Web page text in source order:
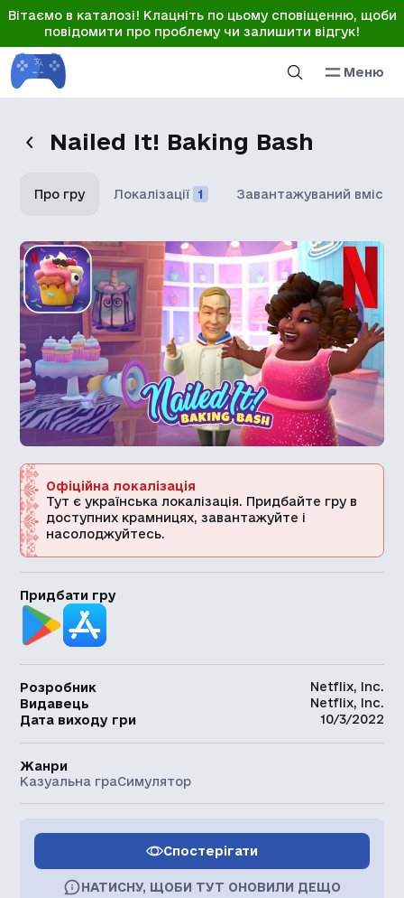
Вітаємо в каталозі! Клацніть по цьому сповіщенню, щоби
повідомити про проблему чи залишити відгук!
Меню
Nailed It! Baking Bash
Про гру Локалізації 1 Завантажуваний вміст
Офіційна локалізація
Тут є українська локалізація. Придбайте гру в
доступних крамницях, завантажуйте і
насолоджуйтесь.
Придбати гру
Розробник
Netflix, Inc.
Видавець
Netflix, Inc.
Дата виходу гри
10/3/2022
Жанри
Казуальна граСимулятор
Спостерігати
НАТИСНУ, ЩОБИ ТУТ ОНОВИЛИ ДЕЩО